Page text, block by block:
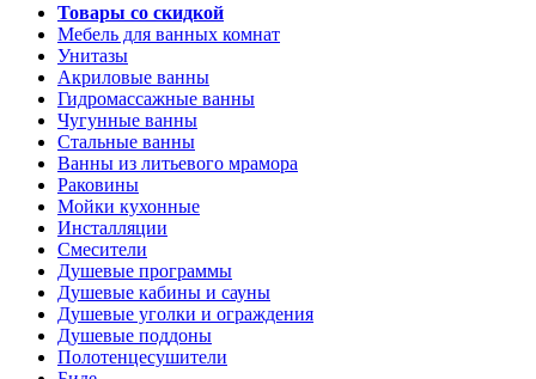
Товары со скидкой
Мебель для ванных комнат
Унитазы
Акриловые ванны
Гидромассажные ванны
Чугунные ванны
Стальные ванны
Ванны из литьевого мрамора
Раковины
Мойки кухонные
Инсталляции
Смесители
Душевые программы
Душевые кабины и сауны
Душевые уголки и ограждения
Душевые поддоны
Полотенцесушители